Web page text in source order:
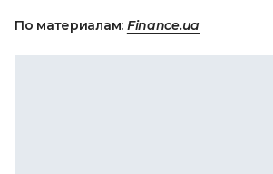
По материалам: Finance.ua